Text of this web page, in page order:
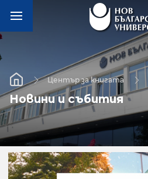
Център за книгата
Новини и събития